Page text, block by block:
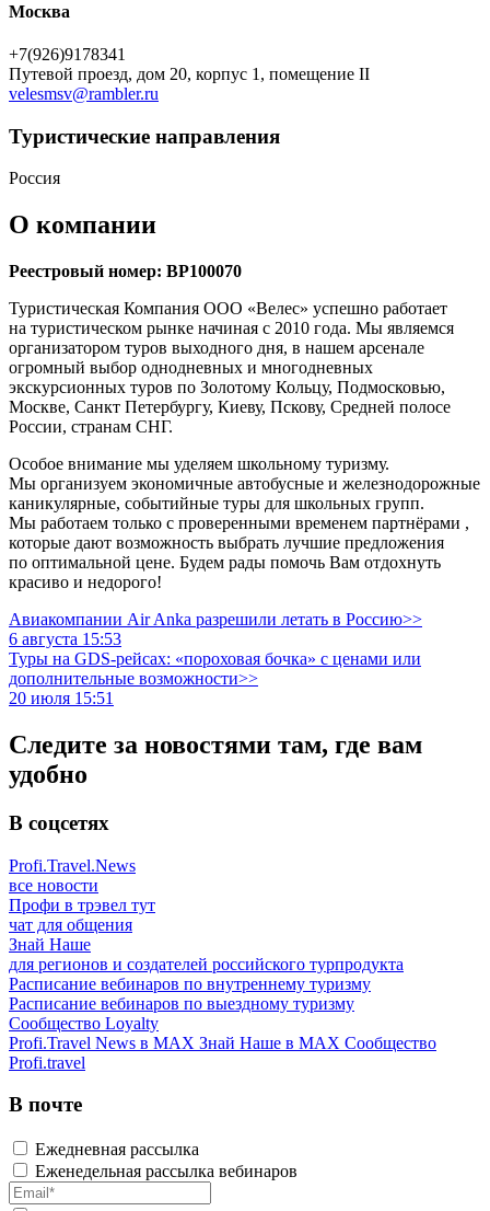
Москва
+7(926)9178341
Путевой проезд, дом 20, корпус 1, помещение II
velesmsv@rambler.ru
Туристическиe направления
Россия
О компании
Реестровый номер: ВР100070
Туристическая Компания ООО «Велес» успешно работает
на туристическом рынке начиная с 2010 года. Мы являемся
организатором туров выходного дня, в нашем арсенале
огромный выбор однодневных и многодневных
экскурсионных туров по Золотому Кольцу, Подмосковью,
Москве, Санкт Петербургу, Киеву, Пскову, Средней полосе
России, странам СНГ.
Особое внимание мы уделяем школьному туризму.
Мы организуем экономичные автобусные и железнодорожные
каникулярные, событийные туры для школьных групп.
Мы работаем только с проверенными временем партнёрами ,
которые дают возможность выбрать лучшие предложения
по оптимальной цене. Будем рады помочь Вам отдохнуть
красиво и недорого!
Авиакомпании Air Anka разрешили летать в Россию>>
6 августа 15:53
Туры на GDS-рейсах: «пороховая бочка» с ценами или
дополнительные возможности>>
20 июля 15:51
Следите за новостями там, где вам
удобно
В соцсетях
Profi.Travel.News
все новости
Профи в трэвел тут
чат для общения
Знай Наше
для регионов и создателей российского турпродукта
Расписание вебинаров по внутреннему туризму
Расписание вебинаров по выездному туризму
Сообщество Loyalty
Profi.Travel News в MAX Знай Наше в MAX Сообщество
Profi.travel
В почте
Ежедневная рассылка
Еженедельная рассылка вебинаров